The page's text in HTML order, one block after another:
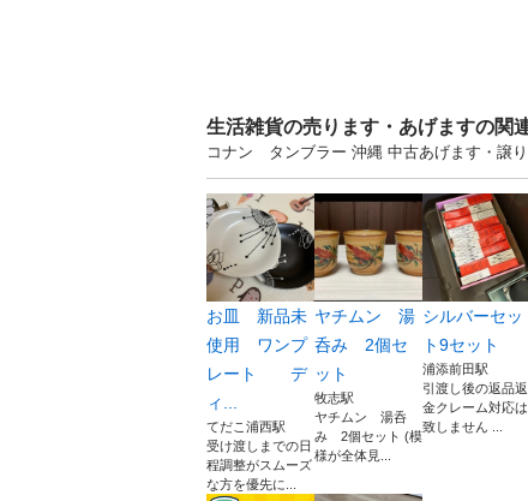
生活雑貨の売ります・あげますの関
コナン タンブラー 沖縄 中古あげます・譲
お皿 新品未
使用 ワンプ
レート デ
ィ...
てだこ浦西駅
受け渡しまでの日
程調整がスムーズ
な方を優先に...
ヤチムン 湯
呑み 2個セ
ット
牧志駅
ヤチムン 湯呑
み 2個セット (模
様が全体見...
シルバーセッ
ト9セット
浦添前田駅
引渡し後の返品返
金クレーム対応は
致しません ...